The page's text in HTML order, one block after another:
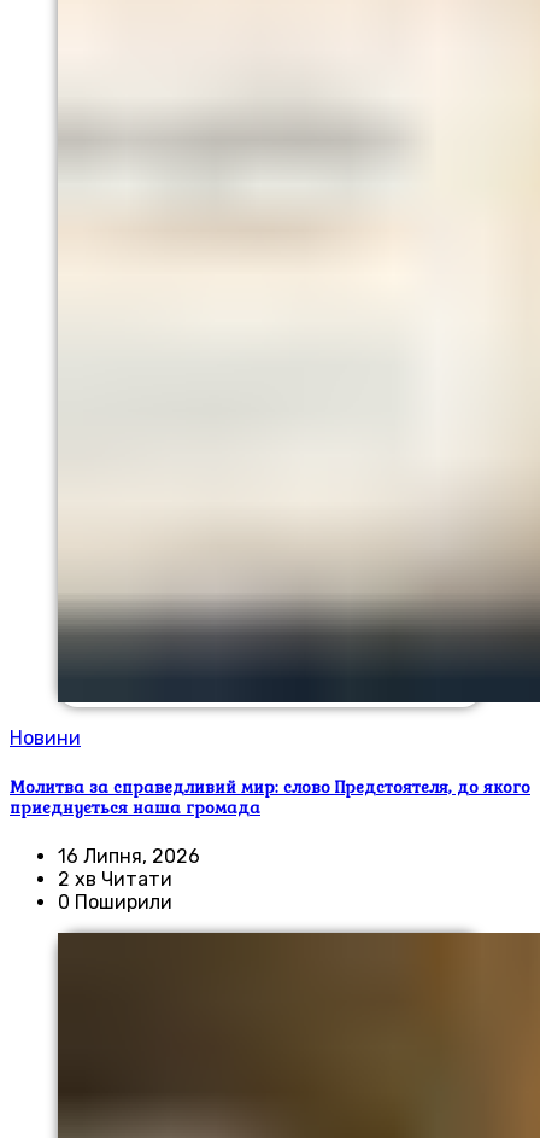
Новини
Молитва за справедливий мир: слово Предстоятеля, до якого
приєднується наша громада
16 Липня, 2026
2 хв Читати
0 Поширили